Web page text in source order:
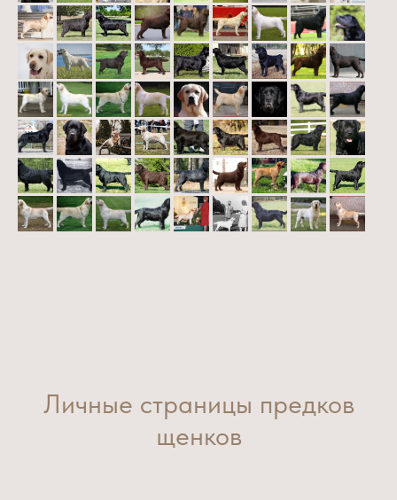
Личные страницы предков
щенков